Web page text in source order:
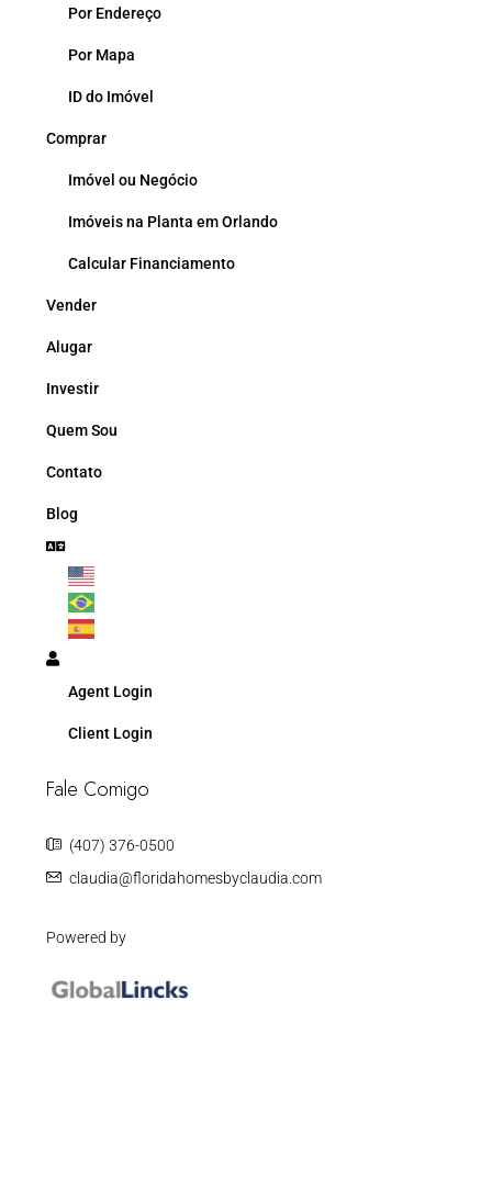
Por Endereço
Por Mapa
ID do Imóvel
Comprar
Imóvel ou Negócio
Imóveis na Planta em Orlando
Calcular Financiamento
Vender
Alugar
Investir
Quem Sou
Contato
Blog
Agent Login
Client Login
Fale Comigo
(407) 376-0500
claudia@floridahomesbyclaudia.com
Powered by